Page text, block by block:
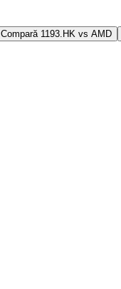
Compară 1193.HK vs AMD